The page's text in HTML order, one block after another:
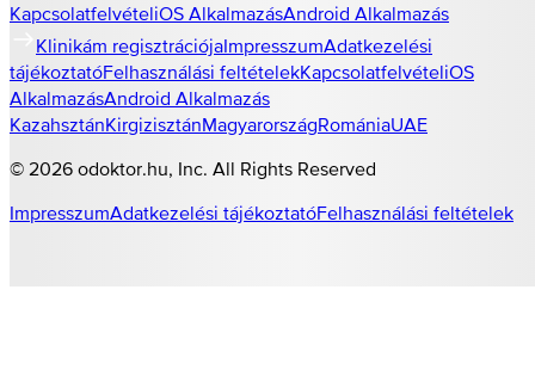
KapcsolatfelvételiOS AlkalmazásAndroid Alkalmazás
Klinikám regisztrációjaImpresszumAdatkezelési
tájékoztatóFelhasználási feltételekKapcsolatfelvételiOS
AlkalmazásAndroid Alkalmazás
KazahsztánKirgizisztánMagyarországRomániaUAE
© 2026 odoktor.hu , Inc. All Rights Reserved
ImpresszumAdatkezelési tájékoztatóFelhasználási feltételek